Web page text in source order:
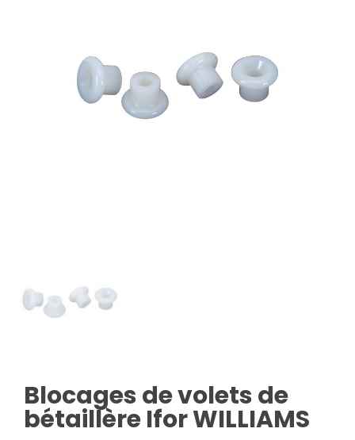
Blocages de volets de
bétaillère Ifor WILLIAMS